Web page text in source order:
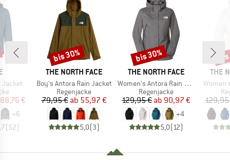
Jacket
Preis
88,76 €
+6
(52)
MARKE
THE NORTH FACE
Artikel
Boy's Antora Rain Jacket
Produktgruppe
Regenjacke
Preis
79,95 € reduzierter Preis
ab 55,97 €
5,0(3)
Rabatt
bis 30%
MARKE
THE NORTH FACE
Artikel
Women's Antora Rain Jacket
Produktgruppe
Regenjacke
Preis
129,95 € reduzierter Preis
ab 90,97 €
+4
5,0(12)
Rabatt
bis 30%
THE
Artikel